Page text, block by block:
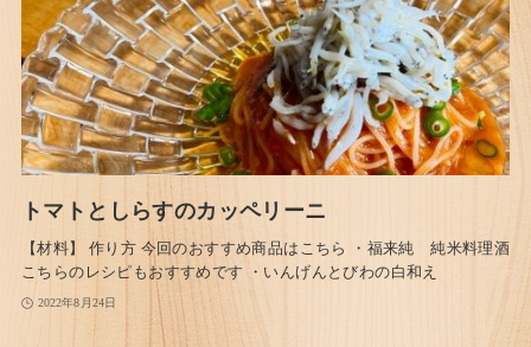
トマトとしらすのカッペリーニ
【材料】 作り方 今回のおすすめ商品はこちら ・福来純 純米料理酒
こちらのレシピもおすすめです ・いんげんとびわの白和え
2022年8月24日